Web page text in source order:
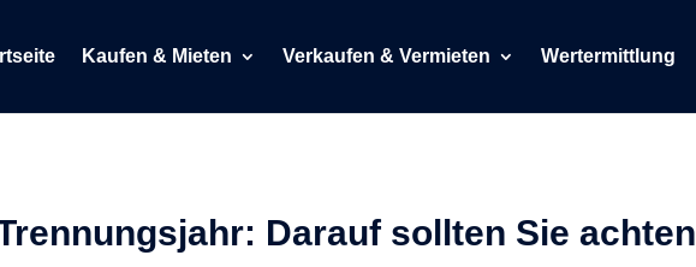
Kaufen & Mieten Verkaufen & Vermieten Wertermittlung
Darauf sollten Sie achten